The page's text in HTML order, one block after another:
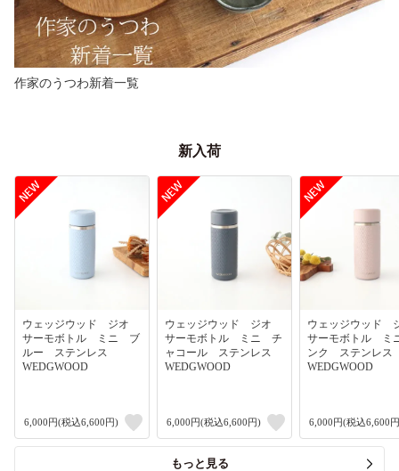
作家のうつわ新着一覧
新入荷
ウェッジウッド ジオ
サーモボトル ミニ ブ
ルー ステンレス
WEDGWOOD
6,000円(税込6,600円)
ウェッジウッド ジオ
サーモボトル ミニ チ
ャコール ステンレス
WEDGWOOD
6,000円(税込6,600円)
ウェッジウッド
サーモボトル
ンク ステンレ
WEDGWOOD
6,000円(税込6,600
もっと見る